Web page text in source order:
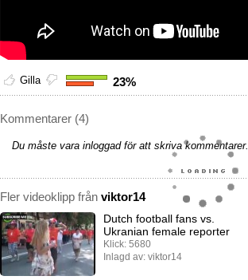
Gilla 23%
Kommentarer (4)
Du måste vara inloggad för att skriva kommentarer.
Fler videoklipp från viktor14
Dutch football fans vs.
Ukranian female reporter
Klick: 5680
Inlagd av: viktor14